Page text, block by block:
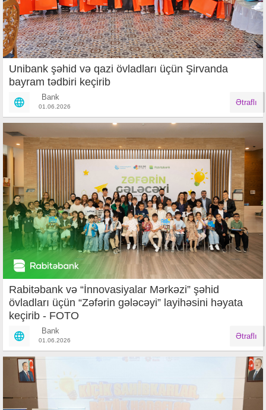
Unibank şəhid və qazi övladları üçün Şirvanda
bayram tədbiri keçirib
Bank
01.06.2026 Ətraflı
Rabitəbank və “İnnovasiyalar Mərkəzi” şəhid
övladları üçün “Zəfərin gələcəyi” layihəsini həyata
keçirib - FOTO
Bank
01.06.2026 Ətraflı